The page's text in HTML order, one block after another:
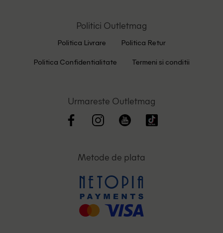
Politici Outletmag
Politica Livrare Politica Retur
Politica Confidentialitate Termeni si conditii
Urmareste Outletmag
Metode de plata